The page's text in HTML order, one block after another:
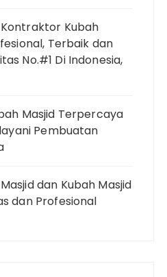
Kontraktor Kubah
Terbaik dan
No.#1 Di Indonesia,
Masjid Terpercaya
Pembuatan
dan Kubah Masjid
dan Profesional